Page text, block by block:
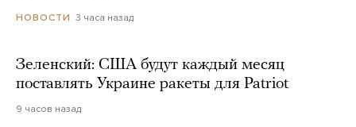
НОВОСТИ 3 часа назад
Зеленский: США будут каждый месяц
поставлять Украине ракеты для Patriot
9 часов назад